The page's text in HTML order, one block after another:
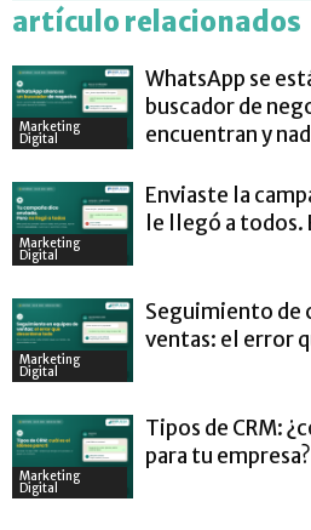
artículo relacionados
Marketing
Digital
WhatsApp se
buscador de
encuentran y
Marketing
Digital
Enviaste la
le llegó a todos.
Marketing
Digital
Seguimiento de
ventas: el error
Marketing
Digital
Tipos de CRM:
para tu empresa?